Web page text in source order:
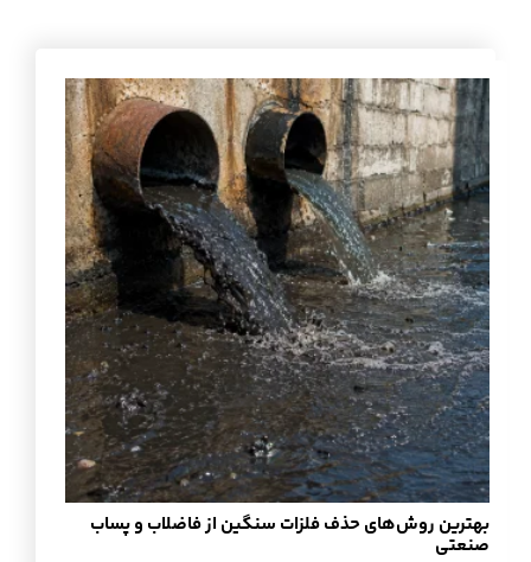
بهترین روش‌های حذف فلزات سنگین از فاضلاب و پساب
صنعتی